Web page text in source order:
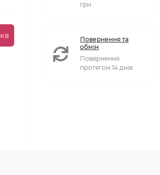
грн
Повернення та
обмін
Повернення
протягом 14 днів